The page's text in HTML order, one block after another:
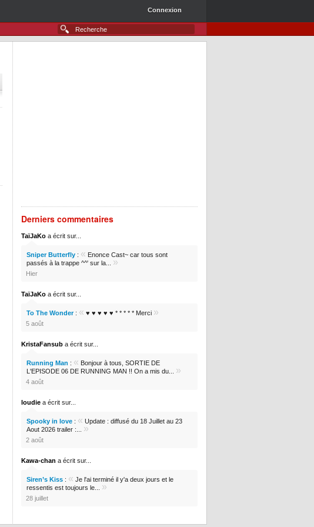
Connexion
Derniers commentaires
TaïJaKo a écrit sur...
Sniper Butterfly : « Enonce Cast~ car tous sont
passés à la trappe ^^' sur la... »
Hier
TaïJaKo a écrit sur...
To The Wonder: « ♥ ♥ ♥ ♥ ♥ * * * * * Merci »
5 août
KristaFansub a écrit sur...
Running Man : « Bonjour à tous, SORTIE DE
L'EPISODE 06 DE RUNNING MAN !! On a mis du... »
4 août
loudie a écrit sur...
Spooky in love : « Update : diffusé du 18 Juillet au 23
Aout 2026 trailer :... »
2 août
Kawa-chan a écrit sur...
Siren’s Kiss : « Je l'ai terminé il y'a deux jours et le
ressentis est toujours le... »
28 juillet